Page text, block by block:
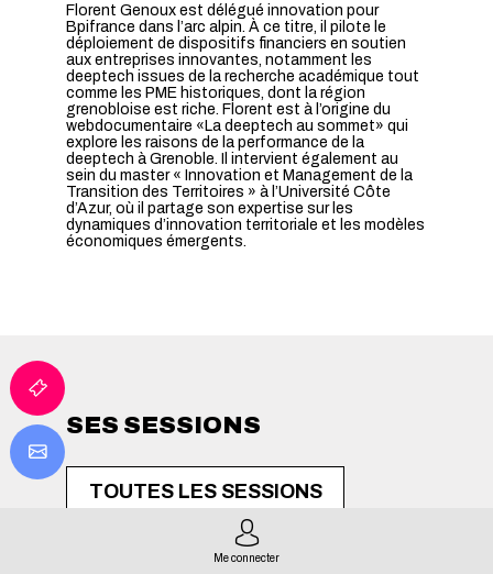
Florent Genoux est délégué innovation pour
Bpifrance dans l’arc alpin. À ce titre, il pilote le
déploiement de dispositifs financiers en soutien
aux entreprises innovantes, notamment les
deeptech issues de la recherche académique tout
comme les PME historiques, dont la région
grenobloise est riche. Florent est à l’origine du
webdocumentaire «La deeptech au sommet» qui
explore les raisons de la performance de la
deeptech à Grenoble. Il intervient également au
sein du master « Innovation et Management de la
Transition des Territoires » à l’Université Côte
d’Azur, où il partage son expertise sur les
dynamiques d’innovation territoriale et les modèles
économiques émergents.
SES SESSIONS
TOUTES LES SESSIONS
Me connecter